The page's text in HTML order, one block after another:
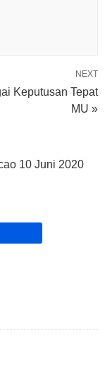
NEXT
Keputusan Tepat
MU »
10 Juni 2020